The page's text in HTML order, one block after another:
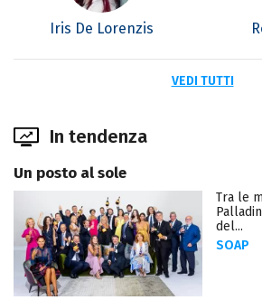
Iris De Lorenzis
VEDI TUTTI
In tendenza
Un posto al sole
Tra le
del...
SOAP